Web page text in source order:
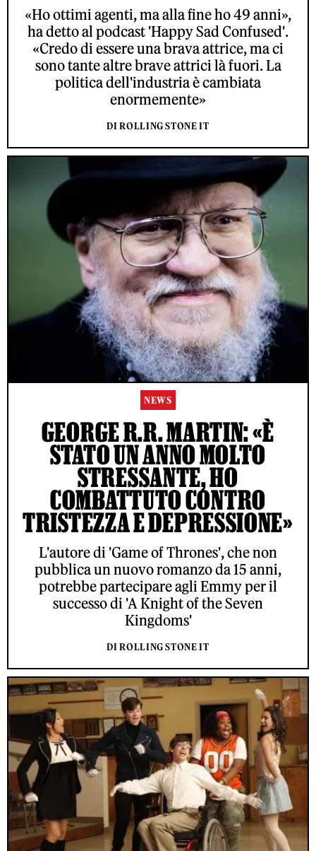
«Ho ottimi agenti, ma alla fine ho 49 anni»,
ha detto al podcast 'Happy Sad Confused'.
«Credo di essere una brava attrice, ma ci
sono tante altre brave attrici là fuori. La
politica dell'industria è cambiata
enormemente»
DI ROLLING STONE IT
NEWS
GEORGE R.R. MARTIN: «È
STATO UN ANNO MOLTO
STRESSANTE, HO
COMBATTUTO CONTRO
TRISTEZZA E DEPRESSIONE»
L'autore di 'Game of Thrones', che non
pubblica un nuovo romanzo da 15 anni,
potrebbe partecipare agli Emmy per il
successo di 'A Knight of the Seven
Kingdoms'
DI ROLLING STONE IT